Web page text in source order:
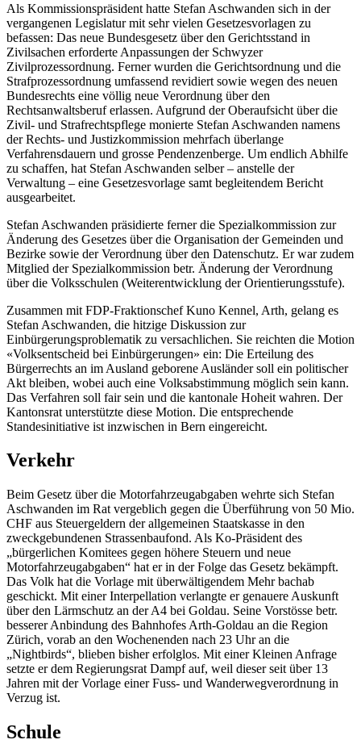
Als Kommissionspräsident hatte Stefan Aschwanden sich in der
vergangenen Legislatur mit sehr vielen Gesetzesvorlagen zu
befassen: Das neue Bundesgesetz über den Gerichtsstand in
Zivilsachen erforderte Anpassungen der Schwyzer
Zivilprozessordnung. Ferner wurden die Gerichtsordnung und die
Strafprozessordnung umfassend revidiert sowie wegen des neuen
Bundesrechts eine völlig neue Verordnung über den
Rechtsanwaltsberuf erlassen. Aufgrund der Oberaufsicht über die
Zivil- und Strafrechtspflege monierte Stefan Aschwanden namens
der Rechts- und Justizkommission mehrfach überlange
Verfahrensdauern und grosse Pendenzenberge. Um endlich Abhilfe
zu schaffen, hat Stefan Aschwanden selber – anstelle der
Verwaltung – eine Gesetzesvorlage samt begleitendem Bericht
ausgearbeitet.
Stefan Aschwanden präsidierte ferner die Spezialkommission zur
Änderung des Gesetzes über die Organisation der Gemeinden und
Bezirke sowie der Verordnung über den Datenschutz. Er war zudem
Mitglied der Spezialkommission betr. Änderung der Verordnung
über die Volksschulen (Weiterentwicklung der Orientierungsstufe).
Zusammen mit FDP-Fraktionschef Kuno Kennel, Arth, gelang es
Stefan Aschwanden, die hitzige Diskussion zur
Einbürgerungsproblematik zu versachlichen. Sie reichten die Motion
«Volksentscheid bei Einbürgerungen» ein: Die Erteilung des
Bürgerrechts an im Ausland geborene Ausländer soll ein politischer
Akt bleiben, wobei auch eine Volksabstimmung möglich sein kann.
Das Verfahren soll fair sein und die kantonale Hoheit wahren. Der
Kantonsrat unterstützte diese Motion. Die entsprechende
Standesinitiative ist inzwischen in Bern eingereicht.
Verkehr
Beim Gesetz über die Motorfahrzeugabgaben wehrte sich Stefan
Aschwanden im Rat vergeblich gegen die Überführung von 50 Mio.
CHF aus Steuergeldern der allgemeinen Staatskasse in den
zweckgebundenen Strassenbaufond. Als Ko-Präsident des
„bürgerlichen Komitees gegen höhere Steuern und neue
Motorfahrzeugabgaben“ hat er in der Folge das Gesetz bekämpft.
Das Volk hat die Vorlage mit überwältigendem Mehr bachab
geschickt. Mit einer Interpellation verlangte er genauere Auskunft
über den Lärmschutz an der A4 bei Goldau. Seine Vorstösse betr.
besserer Anbindung des Bahnhofes Arth-Goldau an die Region
Zürich, vorab an den Wochenenden nach 23 Uhr an die
„Nightbirds“, blieben bisher erfolglos. Mit einer Kleinen Anfrage
setzte er dem Regierungsrat Dampf auf, weil dieser seit über 13
Jahren mit der Vorlage einer Fuss- und Wanderwegverordnung in
Verzug ist.
Schule